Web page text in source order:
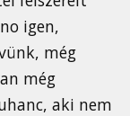
igen,
még
még
aki nem